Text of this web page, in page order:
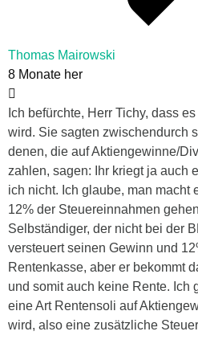
Thomas Mairowski
8 Monate her
Ich befürchte, Herr Tichy, dass
wird. Sie sagten zwischendurch
denen, die auf Aktiengewinne/
zahlen, sagen: Ihr kriegt ja auch
ich nicht. Ich glaube, man macht
12% der Steuereinnahmen
Selbständiger, der nicht bei der
versteuert seinen Gewinn und
Rentenkasse, aber er bekommt
und somit auch keine Rente. Ich
eine Art Rentensoli auf
wird, also eine zusätzliche